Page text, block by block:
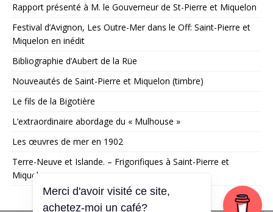
Rapport présenté à M. le Gouverneur de St-Pierre et Miquelon
Festival d’Avignon, Les Outre-Mer dans le Off: Saint-Pierre et
Miquelon en inédit
Bibliographie d’Aubert de la Rüe
Nouveautés de Saint-Pierre et Miquelon (timbre)
Le fils de la Bigotière
L’extraordinaire abordage du « Mulhouse »
Les œuvres de mer en 1902
Terre-Neuve et Islande. – Frigorifiques à Saint-Pierre et
Miquelon
Merci d'avoir visité ce site,
achetez-moi un café?